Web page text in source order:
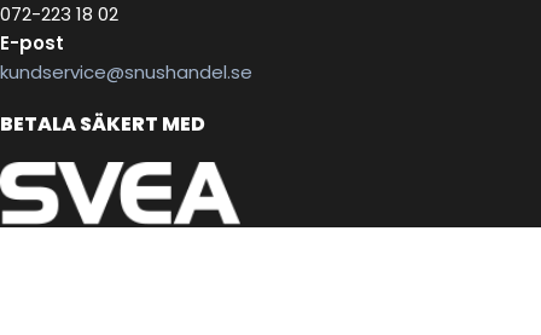
072-223 18 02
E-post
kundservice@snushandel.se
BETALA SÄKERT MED